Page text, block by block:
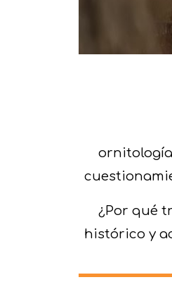
¿Por qué
histórico y